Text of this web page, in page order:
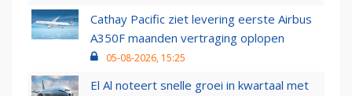
Cathay Pacific ziet levering eerste Airbus
A350F maanden vertraging oplopen
05-08-2026, 15:25
El Al noteert snelle groei in kwartaal met